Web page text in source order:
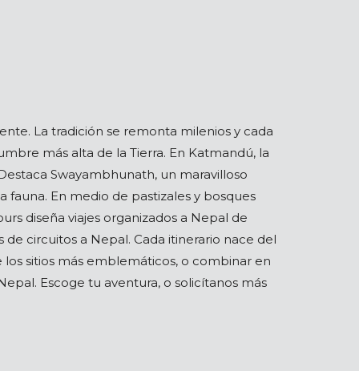
La tradición se remonta milenios y cada
más alta de la Tierra. En Katmandú, la
Swayambhunath, un maravilloso
En medio de pastizales y bosques
diseña viajes organizados a Nepal de
circuitos a Nepal. Cada itinerario nace del
sitios más emblemáticos, o combinar en
Escoge tu aventura, o solicítanos más